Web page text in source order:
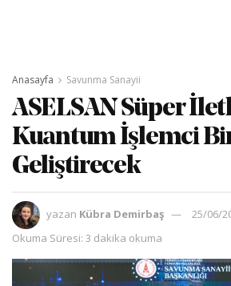
Anasayfa Savunma Sanayii
ASELSAN Süper
Kuantum İşlemci
Geliştirecek
yazan Kübra Demirbaş
25/06/
Okuma Süresi: 3 dakika okuma